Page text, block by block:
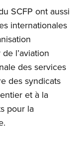
SCFP ont aussi
internationales
l’aviation
des services
des syndicats
et à la
pour la